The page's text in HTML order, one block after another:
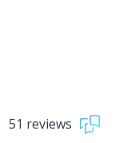
51 reviews